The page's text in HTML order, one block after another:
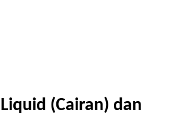
(Cairan) dan